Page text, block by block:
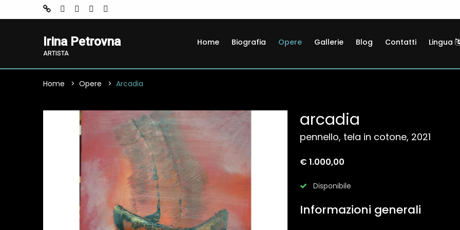
Irina Petrovna
ARTISTA
Home Biografia Opere Gallerie Blog Contatti Lingua
Home Opere Arcadia
arcadia
pennello, tela in cotone, 2021
€ 1.000,00
Disponibile
Informazioni generali